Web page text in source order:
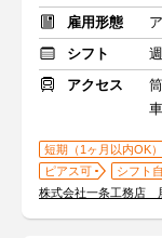
雇用形態
シフト
アクセス
短期（1ヶ月以内OK）
ピアス可
シフト
株式会社一条工務店